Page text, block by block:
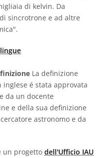
di kelvin. Da
sincrotrone e ad altre
La definizione
é stata approvata
da un docente
e della sua definizione
astronomo e da
un progetto dell'Ufficio IAU